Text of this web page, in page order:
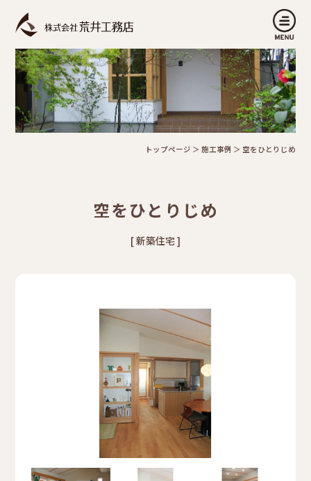
トップページ ＞ 施工事例 ＞ 空をひとりじめ
空をひとりじめ
[ 新築住宅 ]